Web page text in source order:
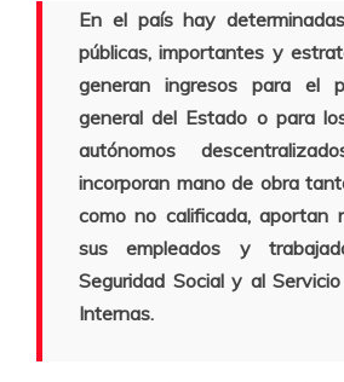
En el país hay
públicas, importantes y
generan ingresos para el
general del Estado o para
autónomos
incorporan mano de obra
como no calificada, aportan
sus empleados y
Seguridad Social y al
Internas.